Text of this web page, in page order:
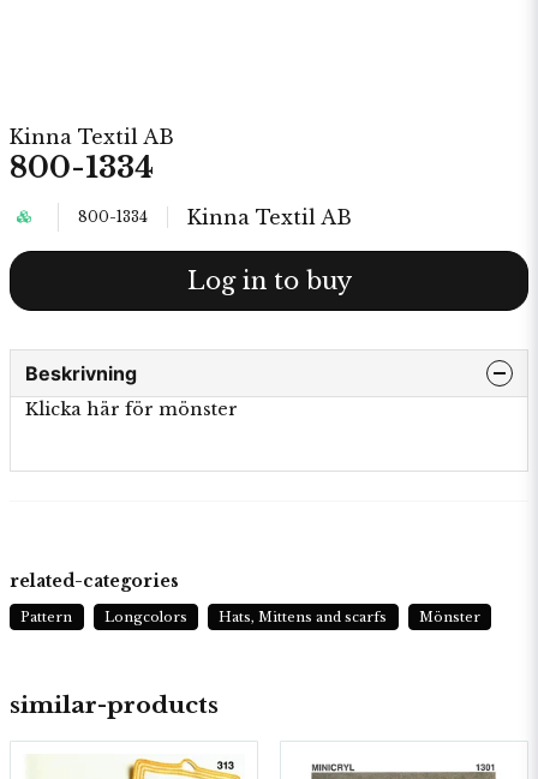
Kinna Textil AB
800-1334
800-1334 Kinna Textil AB
Log in to buy
Beskrivning
Klicka här för mönster
similar-products
related-categories
Pattern Longcolors Hats, Mittens and scarfs Mönster